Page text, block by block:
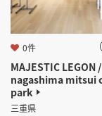
MAJESTIC LEGON /
nagashima mitsui
park
三重県
0件